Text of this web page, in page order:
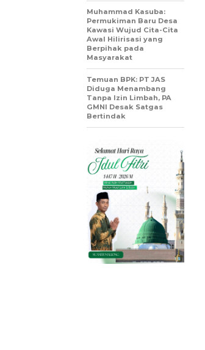
Muhammad Kasuba:
Permukiman Baru Desa
Kawasi Wujud Cita-Cita
Awal Hilirisasi yang
Berpihak pada
Masyarakat
Temuan BPK: PT JAS
Diduga Menambang
Tanpa Izin Limbah, PA
GMNI Desak Satgas
Bertindak